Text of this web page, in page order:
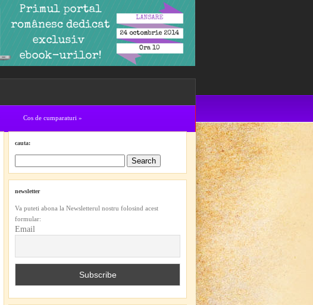
Cos de cumparaturi »
cauta:
newsletter
Va puteti abona la Newsletterul nostru folosind acest
formular:
Email